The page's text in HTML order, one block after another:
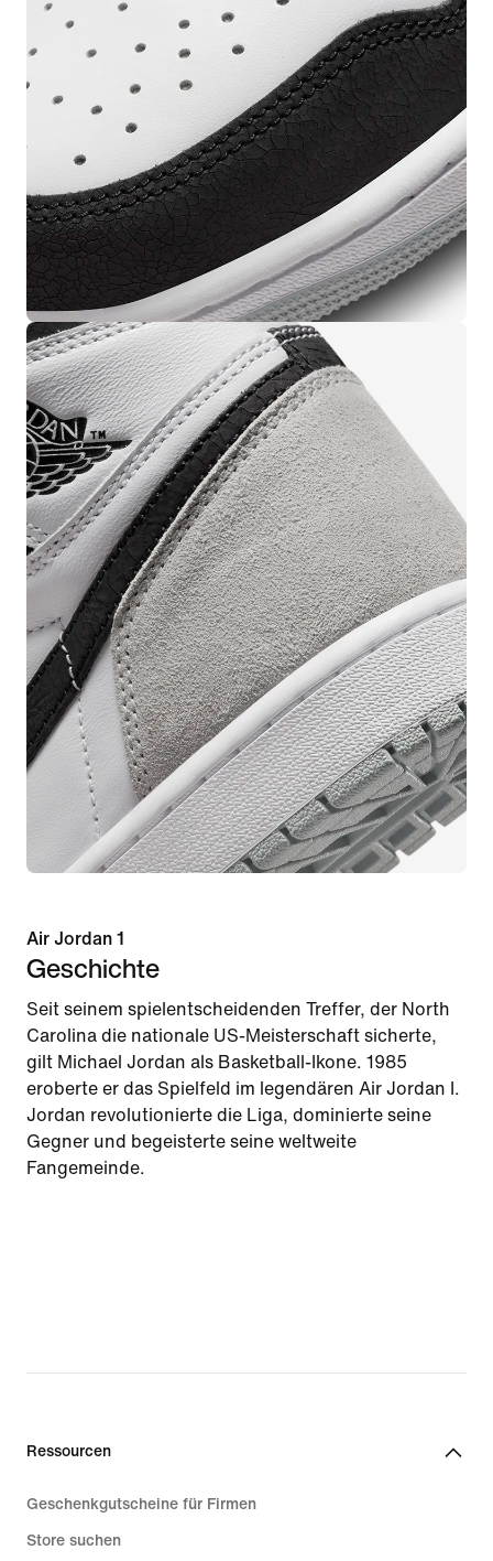
Air Jordan 1
Geschichte
Seit seinem spielentscheidenden Treffer, der North
Carolina die nationale US-Meisterschaft sicherte,
gilt Michael Jordan als Basketball-Ikone. 1985
eroberte er das Spielfeld im legendären Air Jordan I.
Jordan revolutionierte die Liga, dominierte seine
Gegner und begeisterte seine weltweite
Fangemeinde.
Ressourcen
Geschenkgutscheine für Firmen
Store suchen